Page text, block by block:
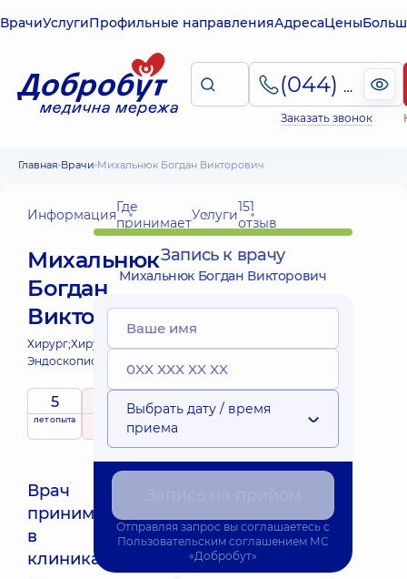
ВрачиУслугиПрофильные направленияАдресаЦены
(044) 495-2-888
Заказать звонок
Главная Врачи Михальнюк Богдан Викторович
ИнформацияГде
принимаетУслуги151
отзыв
Михальнюк
Богдан
Викторович
Хирург;Хирург проктолог;
Эндоскопист;
5
лет опыта
5 / 5
на основе
151 отзыв
Выездные
Врач
принимает
в
клиниках:
Ближайшее время приема: 11.08.2026 17:00
Запись к врачу
Михальнюк Богдан Викторович
Выбрать дату / время
приема
Отправляя запрос вы соглашаетесь с
Пользовательским соглашением МС
«Добробут»